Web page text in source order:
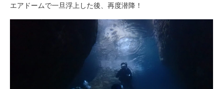
エアドームで一旦浮上した後、再度潜降！